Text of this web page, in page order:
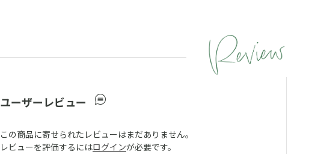
ユーザーレビュー
この商品に寄せられたレビューはまだありません。
レビューを評価するにはログインが必要です。